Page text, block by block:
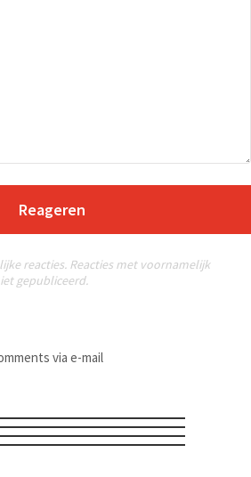
Reageren
reacties. Reacties met voornamelijk
gepubliceerd.
via e-mail